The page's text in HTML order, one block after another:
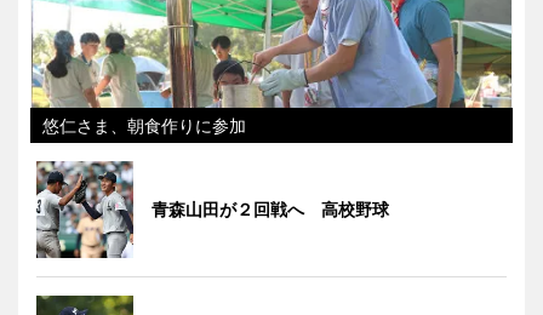
悠仁さま、朝食作りに参加
青森山田が２回戦へ 高校野球